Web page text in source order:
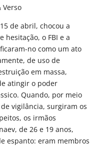
Verso
de abril, chocou a
hesitação, o FBI e a
no como um ato
de uso de
em massa,
atingir o poder
Quando, por meio
vigilância, surgiram os
os irmãos
de 26 e 19 anos,
espanto: eram membros